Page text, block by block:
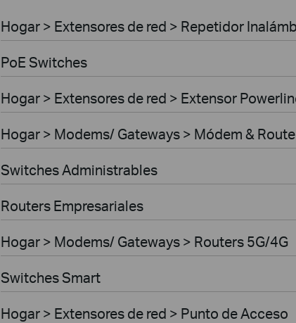
Hogar > Extensores de red > Repetidor
PoE Switches
Hogar > Extensores de red > Extensor
Hogar > Modems/ Gateways > Módem &
Switches Administrables
Routers Empresariales
Hogar > Modems/ Gateways > Routers 5G/4G
Switches Smart
Hogar > Extensores de red > Punto de Acceso